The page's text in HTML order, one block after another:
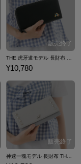
THE 虎牙道モデル 長財布 THE IDOLM@STER SideM
¥10,780